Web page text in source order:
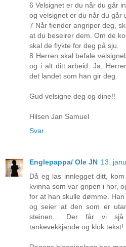
6 Velsignet er du når du går
og velsignet er du når du går
7 Når fiender angriper deg,
at du beseirer dem. Om de
skal de flykte for deg på sju.
8 Herren skal befale
og i alt ditt arbeid. Ja,
det landet som han gir deg.
Gud velsigne deg og dine!!
Hilsen Jan Samuel
Svar
Englepappa/ Ole JN 13.
Då eg las innlegget ditt,
kvinna som var gripen i hor,
for at han skulle dømme.
og seier at den som er
steinen... Der får vi
tankevekkjande og klok tekst!